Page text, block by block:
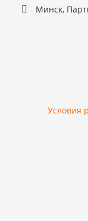
Минск,
Условия